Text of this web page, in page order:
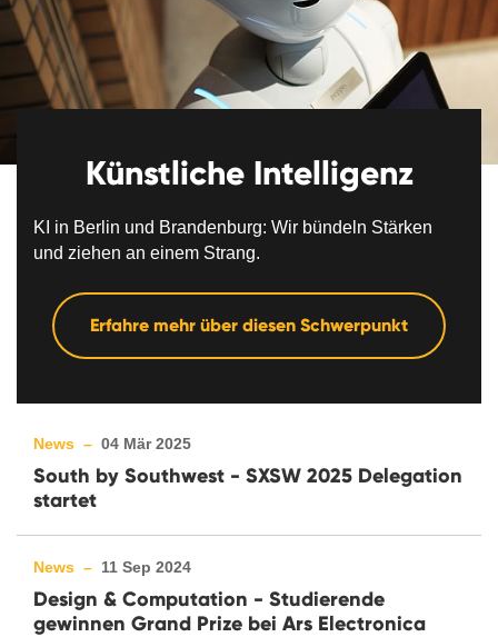
Künstliche Intelligenz
KI in Berlin und Brandenburg: Wir bündeln Stärken
und ziehen an einem Strang.
Erfahre mehr über diesen Schwerpunkt
News – 04 Mär 2025
South by Southwest - SXSW 2025 Delegation
startet
News – 11 Sep 2024
Design & Computation - Studierende
gewinnen Grand Prize bei Ars Electronica